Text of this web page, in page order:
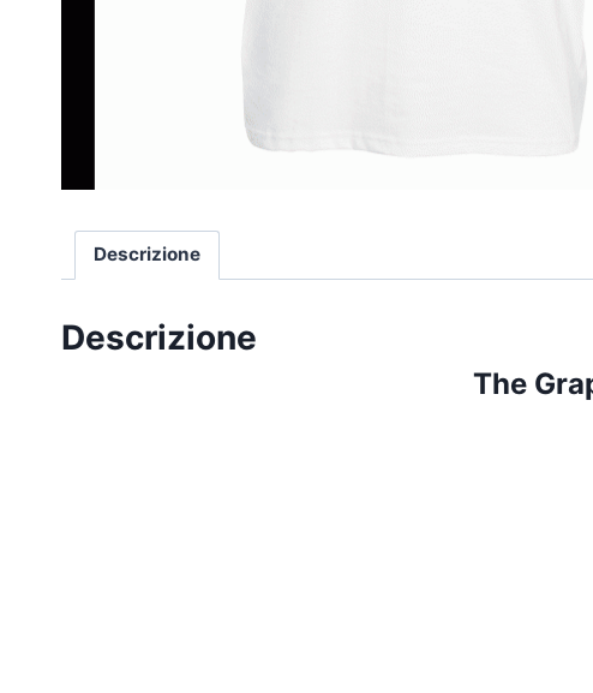
Descrizione
Descrizione
The